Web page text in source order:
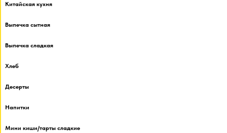
Китайская кухня
Выпечка сытная
Выпечка сладкая
Хлеб
Десерты
Напитки
Мини киши/тарты сладкие